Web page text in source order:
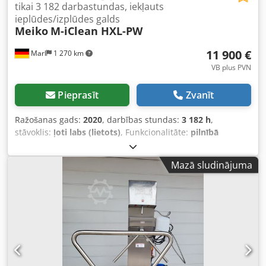
Marl 1 270 km
tikai 3 182 darbastundas, iekļauts
ieplūdes/izplūdes galds
Meiko M-iClean HXL-PW
11 900 €
VB plus PVN
Pieprasīt Zvanīt
Ražošanas gads: 2020, darbības stundas: 3 182 h,
stāvoklis: ļoti labs (lietots), Funkcionalitāte: pilnībā
, iekārtas/transportlīdzekļa numurs:
MEIKO M-iClean HXL-PW – augstākās klases divu grozu tipa
trauku mazgājamā mašīna ar pārsegu, kas iegūta no aktīvi
izmantota pasākumu norises vietas. Būtiskākie dati, kas
redzami mašīnas displejā: tikai 3182 darba stundas un 23
991 partija – ievērojami mazs rādītājs attiecībā uz
ražošanas gadu (ekrānšāviņš attēlos). Ievietošana
ekspluatācijā: 2020. gada 27. februārī, sērijas numurs:
10465394, programmatūra: 6.4.6. Aprīkojums: divu grozu
sistēma, 2 × 500 × 500 mm, līdz 120 groziem stundā;
Mazā sludinājuma